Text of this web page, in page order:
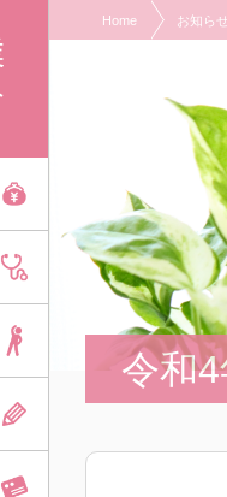
Home お知ら
令和